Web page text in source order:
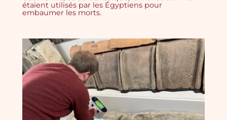
étaient utilisés par les Égyptiens pour
embaumer les morts.